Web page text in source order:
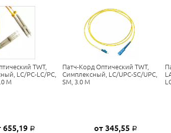
TWT,
LC/PC-LC/PC,
М
655,19 Р
Патч-Корд Оптический TWT,
Симплексный, LC/UPC-SC/UPC,
SM, 3.0 М
от 345,55 Р